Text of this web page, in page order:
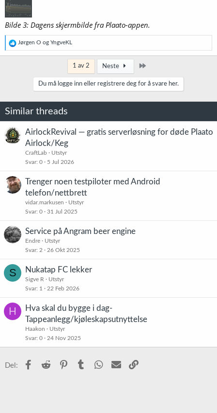
Bilde 3: Dagens skjermbilde fra Plaato-appen.
R
e
a
r
Jørgen O og YngveKL
1 av 2 Neste
Du må logge inn eller registrere deg for å svare her.
Similar threads
AirlockRevival — gratis serverløsning for døde Plaato
Airlock/Keg
CraftLab
Utstyr
Svar 0 5 Jul 2026
Trenger noen testpiloter med Android
telefon/nettbrett
vidar.markusen
Utstyr
Svar 0 31 Jul 2025
Service på Angram beer engine
Endre
Utstyr
Svar 2 26 Okt 2025
S Nukatap FC lekker
Sigve R
Utstyr
Svar 1 22 Feb 2026
H
Hva skal du bygge i dag-
Tappeanlegg/kjøleskapsutnyttelse
Haakon
Utstyr
Svar 0 24 Nov 2025
Del: Facebook
Reddit PinterestTumblr WhatsApp
E-post